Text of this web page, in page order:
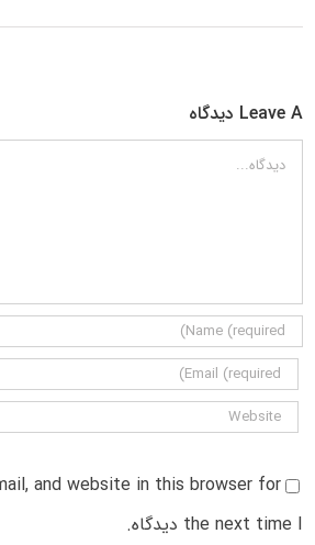
Leave A دیدگاه
دیدگاه
and website in this browser for
the next time I دیدگاه.